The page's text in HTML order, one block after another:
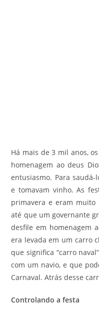
Há mais de 3 mil anos,
homenagem ao deus
entusiasmo. Para saudá-
e tomavam vinho. As
primavera e eram muito
até que um governante
desfile em homenagem
era levada em um carro
que significa “carro
com um navio, e que
Carnaval. Atrás desse
Controlando a festa